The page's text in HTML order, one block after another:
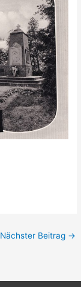
Nächster Beitrag →